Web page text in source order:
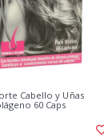
Cabello y Uñas
60 Caps